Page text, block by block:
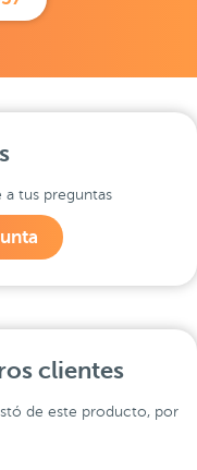
a tus preguntas
clientes
de este producto, por